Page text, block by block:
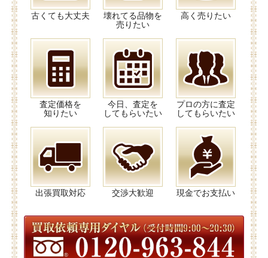
古くても大丈夫
壊れてる品物を
売りたい
高く売りたい
査定価格を
知りたい
今日、査定を
してもらいたい
プロの方に査定
してもらいたい
出張買取対応 交渉大歓迎 現金でお支払い